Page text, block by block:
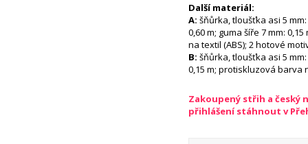
Další materiál:
A: šňůrka, tloušťka asi 5 mm:
0,60 m; guma šíře 7 mm:
na textil (ABS); 2 hotové
B: šňůrka, tloušťka asi 5
0,15 m; protiskluzová barva
Zakoupený střih a český
přihlášení stáhnout v